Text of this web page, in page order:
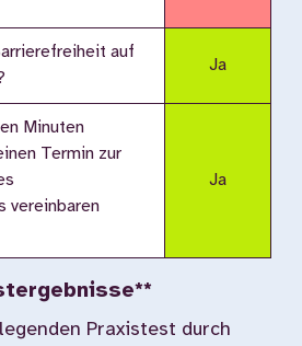
auf
Ja
Minuten
Termin zur
vereinbaren
Ja
Praxistest durch